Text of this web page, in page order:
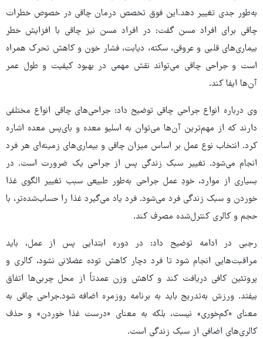
به‌طور جدی تغییر دهد.این فوق تخصص درمان چاقی در خصوص خطرات
چاقی برای افراد مسن گفت: در افراد مسن نیز چاقی با افزایش خطر
بیماری‌های قلبی و عروقی، سکته، دیابت، فشار خون و کاهش تحرک همراه
است و جراحی چاقی می‌تواند نقش مهمی در بهبود کیفیت و طول عمر
آن‌ها ایفا کند.
وی درباره انواع جراحی چاقی توضیح داد: جراحی‌های چاقی انواع مختلفی
دارند که از مهم‌ترین آن‌ها می‌توان به اسلیو معده و بای‌پس معده اشاره
کرد. انتخاب نوع عمل بر اساس میزان چاقی و بیماری‌های زمینه‌ای هر فرد
انجام می‌شود. تغییر سبک زندگی پس از جراحی یک ضرورت است. در
بسیاری از موارد، خودِ عمل جراحی به‌طور طبیعی سبب تغییر الگوی غذا
خوردن و سبک زندگی فرد می‌شود. فرد یاد می‌گیرد غذا را حساب‌شده‌تر، با
حجم و کالری کنترل‌شده مصرف کند.
رجبی در ادامه توضیح داد: در دوره ابتدایی پس از عمل، باید
مراقبت‌هایی انجام شود تا فرد دچار کاهش توده عضلانی نشود، کالری و
پروتئین کافی دریافت کند و کاهش وزن عمدتاً از محل چربی‌ها اتفاق
بیفتد. ورزش به‌تدریج باید به برنامه روزمره اضافه شود.جراحی چاقی به
معنای «کم‌خوری» نیست، بلکه به معنای «درست غذا خوردن» و حذف
کالری‌های اضافی از سبک زندگی است.